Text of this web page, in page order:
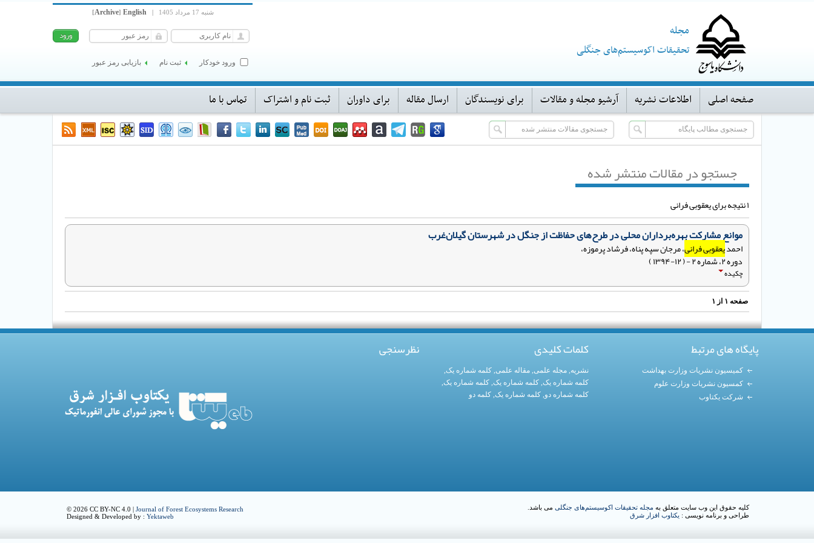
مجله
تحقیقات اکوسیستم‌های جنگلی
شنبه 17 مرداد 1405 |
English
[Archive]
ورود خودکار ثبت نام بازیابی رمز عبور
صفحه اصلی اطلاعات نشریه آرشیو مجله و مقالات برای نویسندگان ارسال مقاله برای داوران ثبت نام و اشتراک تماس با ما
جستجو در مقالات منتشر شده
۱ نتیجه برای یعقوبی فرانی
موانع مشارکت بهره‌برداران محلی در طرح‌های حفاظت از جنگل در شهرستان گیلان‌غرب
احمدیعقوبی فرانی، مرجان سپه پناه، فرشاد پرموزه،
دوره ۲، شماره ۲ - ( ۱۲-۱۳۹۴ )
چکیده
صفحه ۱ از ۱
پایگاه های مرتبط
کمیسیون نشریات وزارت بهداشت
کمسیون نشریات وزارت علوم
شرکت یکتاوب
کلمات کلیدی
نشریه, مجله علمی, مقاله علمی, کلمه شماره یک,
کلمه شماره یک, کلمه شماره یک, کلمه شماره یک,
کلمه شماره دو, کلمه شماره یک, کلمه دو
نظرسنجی
کلیه حقوق این وب سایت متعلق به مجله تحقیقات اکوسیستم‌های جنگلی می باشد.
طراحی و برنامه نویسی : یکتاوب افزار شرق
© 2026 CC BY-NC 4.0 | Journal of Forest Ecosystems Research
Designed & Developed by : Yektaweb